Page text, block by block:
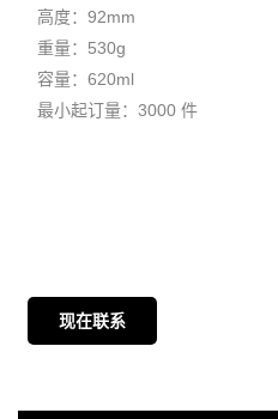
高度：92mm
重量：530g
容量：620ml
最小起订量：3000 件
现在联系